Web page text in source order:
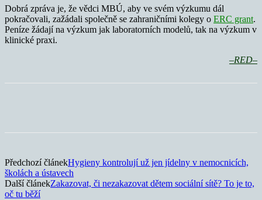
Dobrá zpráva je, že vědci MBÚ, aby ve svém výzkumu dál
pokračovali, zažádali společně se zahraničními kolegy o ERC grant.
Peníze žádají na výzkum jak laboratorních modelů, tak na výzkum v
klinické praxi.
–RED–
Předchozí článekHygieny kontrolují už jen jídelny v nemocnicích,
školách a ústavech
Další článekZakazovat, či nezakazovat dětem sociální sítě? To je to,
oč tu běží